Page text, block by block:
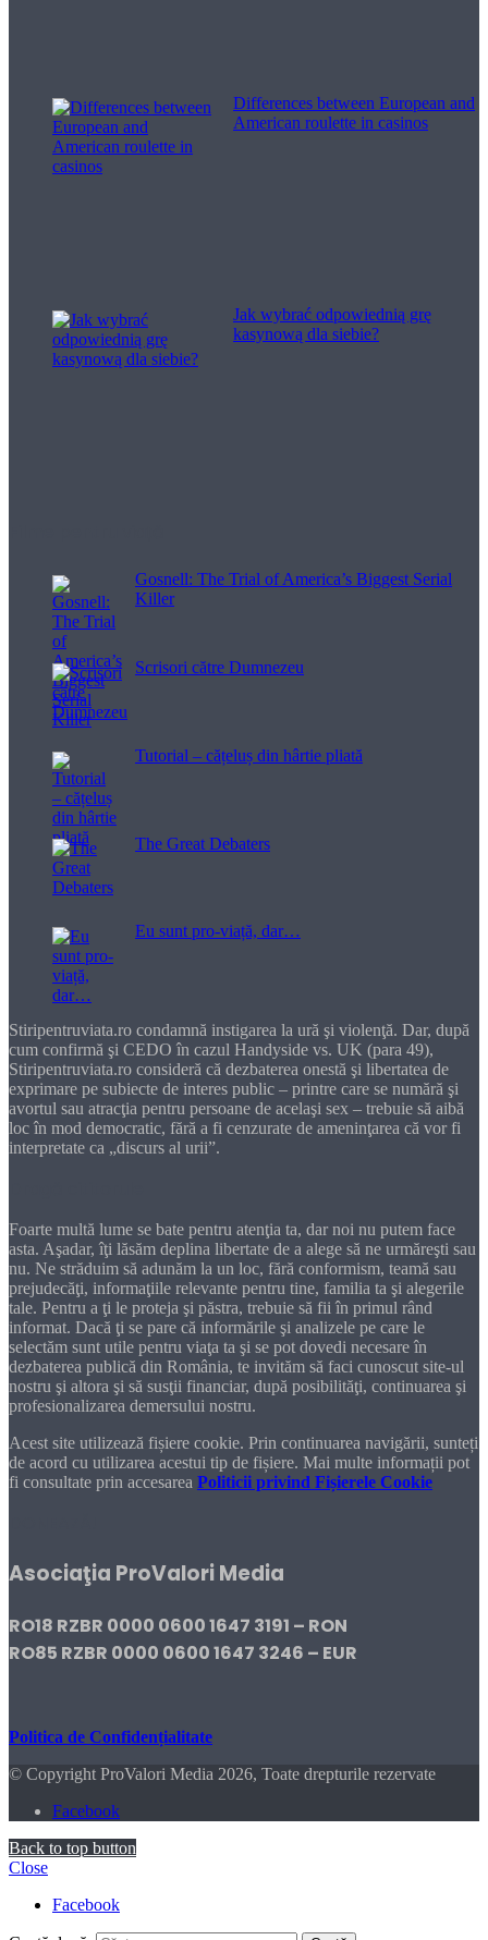
Differences between European and
American roulette in casinos
Jak wybrać odpowiednią grę
kasynową dla siebie?
Gosnell: The Trial of America’s Biggest Serial
Killer
Scrisori către Dumnezeu
Tutorial – cățeluș din hârtie pliată
The Great Debaters
Eu sunt pro-viață, dar…
Stiripentruviata.ro condamnă instigarea la ură şi violenţă. Dar, după
cum confirmă şi CEDO în cazul Handyside vs. UK (para 49),
Stiripentruviata.ro consideră că dezbaterea onestă şi libertatea de
exprimare pe subiecte de interes public – printre care se numără şi
avortul sau atracţia pentru persoane de acelaşi sex – trebuie să aibă
loc în mod democratic, fără a fi cenzurate de ameninţarea că vor fi
interpretate ca „discurs al urii”.
Foarte multă lume se bate pentru atenţia ta, dar noi nu putem face
asta. Aşadar, îţi lăsăm deplina libertate de a alege să ne urmăreşti sau
nu. Ne străduim să adunăm la un loc, fără conformism, teamă sau
prejudecăţi, informaţiile relevante pentru tine, familia ta şi alegerile
tale. Pentru a ţi le proteja şi păstra, trebuie să fii în primul rând
informat. Dacă ţi se pare că informările şi analizele pe care le
selectăm sunt utile pentru viaţa ta şi se pot dovedi necesare în
dezbaterea publică din România, te invităm să faci cunoscut site-ul
nostru şi altora şi să susţii financiar, după posibilităţi, continuarea şi
profesionalizarea demersului nostru.
Acest site utilizează fișiere cookie. Prin continuarea navigării, sunteți
de acord cu utilizarea acestui tip de fișiere. Mai multe informații pot
fi consultate prin accesarea Politicii privind Fișierele Cookie
Asociaţia ProValori Media
RO18 RZBR 0000 0600 1647 3191 – RON
RO85 RZBR 0000 0600 1647 3246 – EUR
Politica de Confidențialitate
© Copyright ProValori Media 2026, Toate drepturile rezervate
Facebook
Back to top button
Close
Facebook